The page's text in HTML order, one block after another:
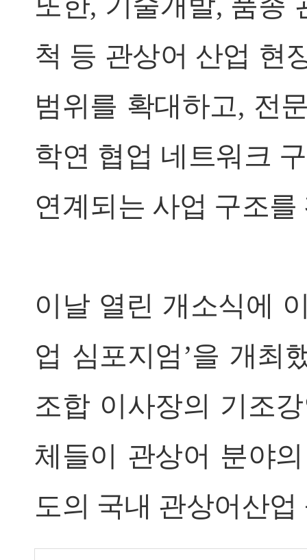
척 등 관상어 산업 현
범위를 확대하고, 전
학연 협업 네트워크
연계되는 사업 구조
이날 열린 개소식에
업 심포지엄’을 개최
조합 이사장의 기조
체들이 관상어 분야
도의 국내 관상어산